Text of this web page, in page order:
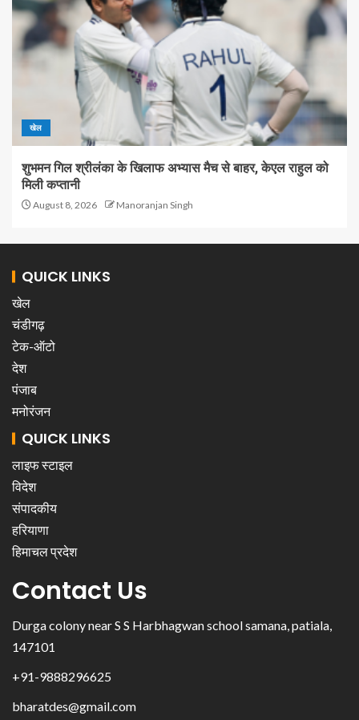
खेल
शुभमन गिल श्रीलंका के खिलाफ अभ्यास मैच से बाहर, केएल राहुल को
मिली कप्तानी
August 8, 2026 Manoranjan Singh
QUICK LINKS
खेल
चंडीगढ़
टेक-ऑटो
देश
पंजाब
मनोरंजन
QUICK LINKS
लाइफ स्टाइल
विदेश
संपादकीय
हरियाणा
हिमाचल प्रदेश
Contact Us
Durga colony near S S Harbhagwan school samana, patiala,
147101
+91-9888296625
bharatdes@gmail.com